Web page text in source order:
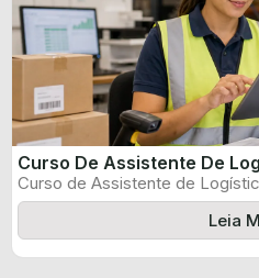
Curso De Assistente De
Curso de Assistente de
certificado informado pelo
Leia